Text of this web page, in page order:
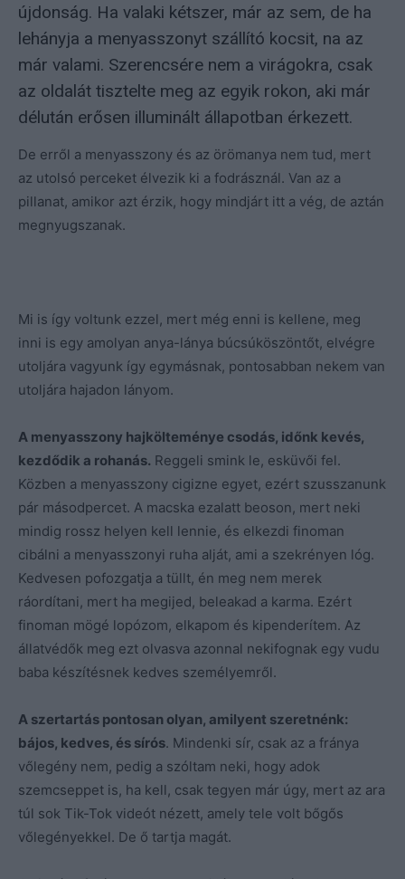
újdonság. Ha valaki kétszer, már az sem, de ha
lehányja a menyasszonyt szállító kocsit, na az
már valami. Szerencsére nem a virágokra, csak
az oldalát tisztelte meg az egyik rokon, aki már
délután erősen illuminált állapotban érkezett.
De erről a menyasszony és az örömanya nem tud, mert
az utolsó perceket élvezik ki a fodrásznál. Van az a
pillanat, amikor azt érzik, hogy mindjárt itt a vég, de aztán
megnyugszanak.
Mi is így voltunk ezzel, mert még enni is kellene, meg
inni is egy amolyan anya-lánya búcsúköszöntőt, elvégre
utoljára vagyunk így egymásnak, pontosabban nekem van
utoljára hajadon lányom.
A menyasszony hajkölteménye csodás, időnk kevés,
kezdődik a rohanás. Reggeli smink le, esküvői fel.
Közben a menyasszony cigizne egyet, ezért szusszanunk
pár másodpercet. A macska ezalatt beoson, mert neki
mindig rossz helyen kell lennie, és elkezdi finoman
cibálni a menyasszonyi ruha alját, ami a szekrényen lóg.
Kedvesen pofozgatja a tüllt, én meg nem merek
ráordítani, mert ha megijed, beleakad a karma. Ezért
finoman mögé lopózom, elkapom és kipenderítem. Az
állatvédők meg ezt olvasva azonnal nekifognak egy vudu
baba készítésnek kedves személyemről.
A szertartás pontosan olyan, amilyent szeretnénk:
bájos, kedves, és sírós. Mindenki sír, csak az a fránya
vőlegény nem, pedig a szóltam neki, hogy adok
szemcseppet is, ha kell, csak tegyen már úgy, mert az ara
túl sok Tik-Tok videót nézett, amely tele volt bőgős
vőlegényekkel. De ő tartja magát.